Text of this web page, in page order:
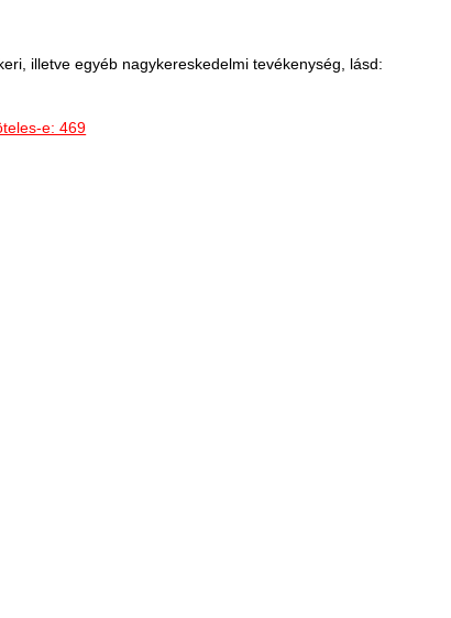
illetve egyéb nagykereskedelmi tevékenység, lásd:
e: 469